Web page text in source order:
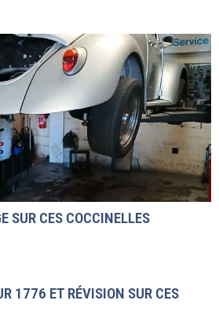
SUR CES COCCINELLES
1776 ET RÉVISION SUR CES